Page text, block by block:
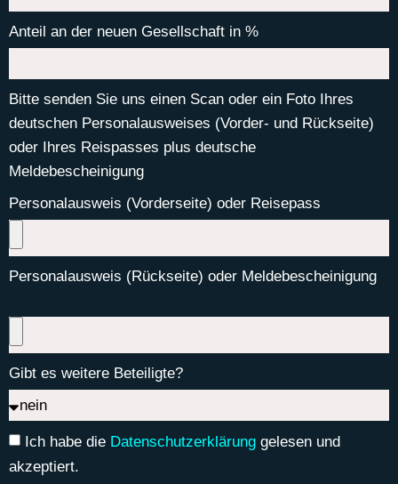
Anteil an der neuen Gesellschaft in %
Bitte senden Sie uns einen Scan oder ein Foto Ihres
deutschen Personalausweises (Vorder- und Rückseite)
oder Ihres Reispasses plus deutsche
Meldebescheinigung
Personalausweis (Vorderseite) oder Reisepass
Personalausweis (Rückseite) oder Meldebescheinigung
Gibt es weitere Beteiligte?
Ich habe die Datenschutzerklärung gelesen und
akzeptiert.